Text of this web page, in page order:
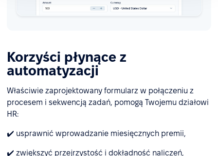
Korzyści płynące z
automatyzacji
Właściwie zaprojektowany formularz w połączeniu z
procesem i sekwencją zadań, pomogą Twojemu działowi
HR:
✔️ usprawnić wprowadzanie miesięcznych premii,
✔️ zwiększyć przejrzystość i dokładność naliczeń,